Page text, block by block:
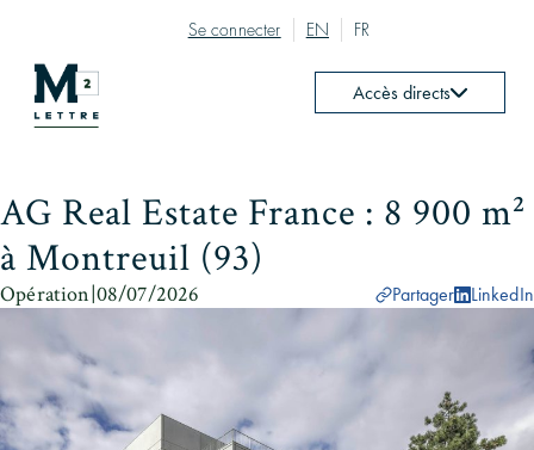
Se connecter EN FR
Accès directs
AG Real Estate France : 8 900 m²
à Montreuil (93)
Opération|08/07/2026 Partager LinkedIn